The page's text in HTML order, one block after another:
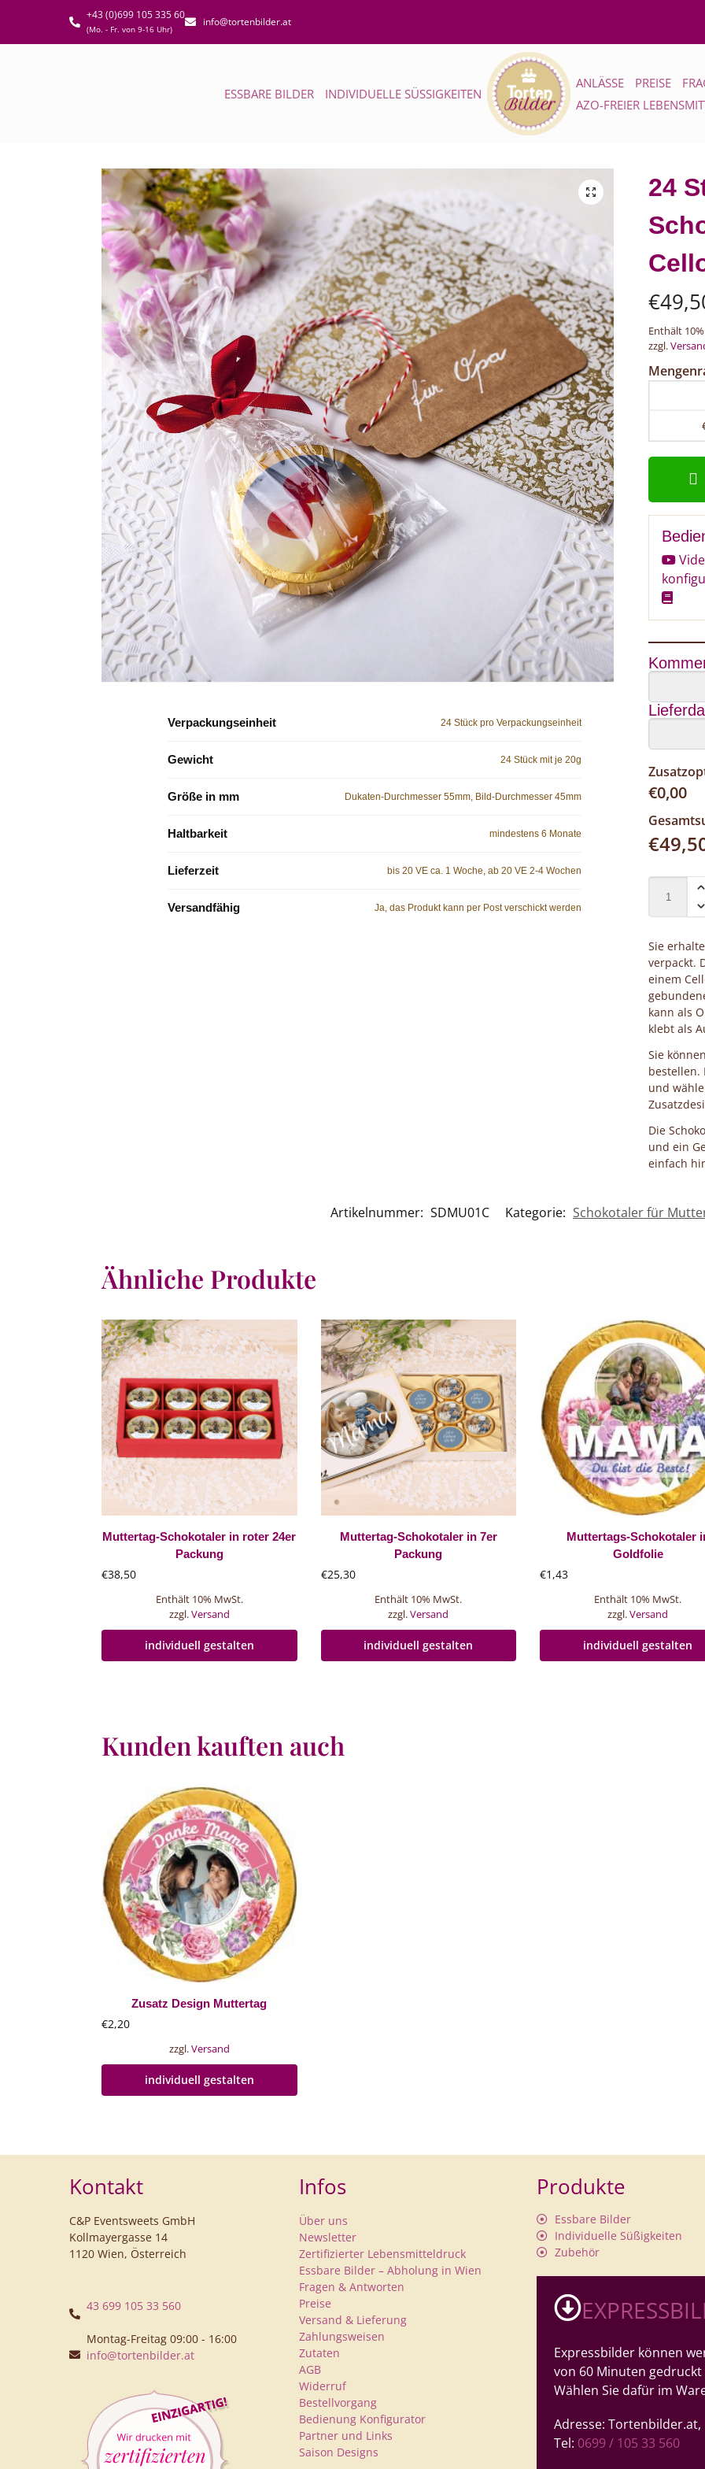
+43 (0)699 105 335 60
(Mo. - Fr. von 9-16 Uhr)
info@tortenbilder.at
ESSBARE BILDER INDIVIDUELLE SÜSSIGKEITEN
ANLÄSSE PREISE
AZO-FREIER
Verpackungseinheit 24 Stück pro Verpackungseinheit
Gewicht 24 Stück mit je 20g
Größe in mm Dukaten-Durchmesser 55mm, Bild-Durchmesser 45mm
Haltbarkeit mindestens 6 Monate
Lieferzeit bis 20 VE ca. 1 Woche, ab 20 VE 2-4 Wochen
Versandfähig Ja, das Produkt kann per Post verschickt werden
24
€
Enthält
zzgl.
€0,00
€
Sie
verpackt.
einem
kann als
klebt als
Sie
bestellen.
und
Die
und ein
einfach
Artikelnummer: SDMU01C Kategorie: Schokotaler für
Ähnliche Produkte
Muttertag-Schokotaler in roter 24er
Packung
€38,50
Enthält 10% MwSt.
zzgl.Versand
individuell gestalten
Muttertag-Schokotaler in 7er
Packung
€25,30
Enthält 10% MwSt.
zzgl.Versand
individuell gestalten
Muttertags-Schokotaler
Goldfolie
€1,43
Enthält 10% MwSt.
zzgl.Versand
individuell gestalten
Kunden kauften auch
Zusatz Design Muttertag
€2,20
zzgl.Versand
individuell gestalten
Kontakt
C&P Eventsweets GmbH
Kollmayergasse 14
1120 Wien, Österreich
43 699 105 33 560
Montag-Freitag 09:00 - 16:00
info@tortenbilder.at
Infos
Über uns
Newsletter
Zertifizierter Lebensmitteldruck
Essbare Bilder – Abholung in Wien
Fragen & Antworten
Preise
Versand & Lieferung
Zahlungsweisen
Zutaten
AGB
Widerruf
Bestellvorgang
Bedienung Konfigurator
Partner und Links
Saison Designs
Produkte
Essbare Bilder
Individuelle Süßigkeiten
Zubehör
Expressbilder können
von 60 Minuten
Wählen Sie dafür im
Adresse: Tortenbilder.at,
Tel: 0699 / 105 33 560